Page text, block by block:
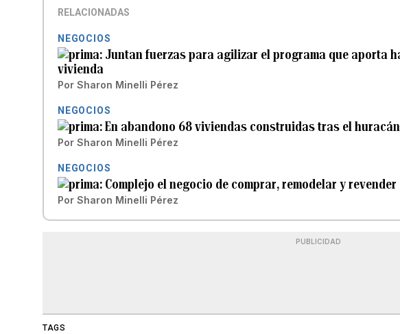
RELACIONADAS
NEGOCIOS
Juntan fuerzas para agilizar el programa que aporta
vivienda
Por Sharon Minelli Pérez
NEGOCIOS
En abandono 68 viviendas construidas tras el
Por Sharon Minelli Pérez
NEGOCIOS
Complejo el negocio de comprar, remodelar y
Por Sharon Minelli Pérez
PUBLICIDAD
TAGS